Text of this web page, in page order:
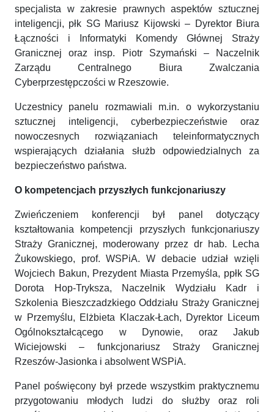
specjalista w zakresie prawnych aspektów sztucznej
inteligencji, płk SG Mariusz Kijowski – Dyrektor Biura
Łączności i Informatyki Komendy Głównej Straży
Granicznej oraz insp. Piotr Szymański – Naczelnik
Zarządu Centralnego Biura Zwalczania
Cyberprzestępczości w Rzeszowie.
Uczestnicy panelu rozmawiali m.in. o wykorzystaniu
sztucznej inteligencji, cyberbezpieczeństwie oraz
nowoczesnych rozwiązaniach teleinformatycznych
wspierających działania służb odpowiedzialnych za
bezpieczeństwo państwa.
O kompetencjach przyszłych funkcjonariuszy
Zwieńczeniem konferencji był panel dotyczący
kształtowania kompetencji przyszłych funkcjonariuszy
Straży Granicznej, moderowany przez dr hab. Lecha
Żukowskiego, prof. WSPiA. W debacie udział wzięli
Wojciech Bakun, Prezydent Miasta Przemyśla, ppłk SG
Dorota Hop-Tryksza, Naczelnik Wydziału Kadr i
Szkolenia Bieszczadzkiego Oddziału Straży Granicznej
w Przemyślu, Elżbieta Klaczak-Łach, Dyrektor Liceum
Ogólnokształcącego w Dynowie, oraz Jakub
Wiciejowski – funkcjonariusz Straży Granicznej
Rzeszów-Jasionka i absolwent WSPiA.
Panel poświęcony był przede wszystkim praktycznemu
przygotowaniu młodych ludzi do służby oraz roli